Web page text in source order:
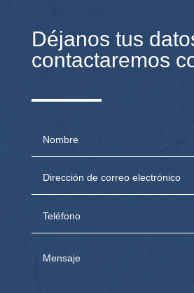
Déjanos tus
contactaremos